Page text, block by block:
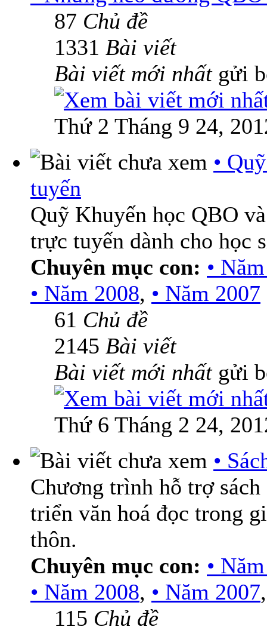
87 Chủ đề
1331 Bài viết
Bài viết mới nhấtgửi
Thứ 2 Tháng 9 24,
•
tuyến
Quỹ Khuyến học QBO
trực tuyến dành cho học
Chuyên mục con: •
• Năm 2008, • Năm 2007
61 Chủ đề
2145 Bài viết
Bài viết mới nhấtgửi
Thứ 6 Tháng 2 24,
•
Chương trình hỗ trợ
triển văn hoá đọc trong
thôn.
Chuyên mục con: •
• Năm 2008, • Năm 2007
115 Chủ đề